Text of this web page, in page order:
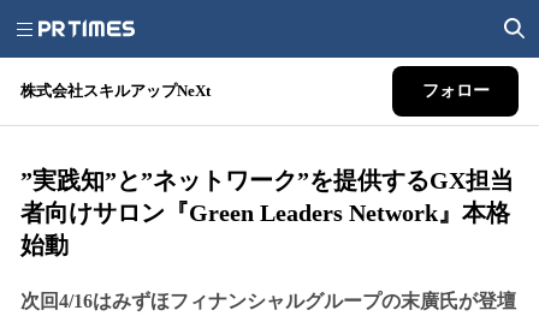
株式会社スキルアップNeXt フォロー
”実践知”と”ネットワーク”を提供するGX担当
者向けサロン『Green Leaders Network』本格
始動
次回4/16はみずほフィナンシャルグループの末廣氏が登壇